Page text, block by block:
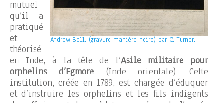
Andrew Bell. (gravure manière noire) par C. Turner.
mutuel
qu’il a
pratiqué
et
théorisé
en Inde, à la tête de l’Asile militaire pour
orphelins d’Egmore (Inde orientale). Cette
institution, créée en 1789, est chargée d’éduquer
et d’instruire les orphelins et les fils indigents